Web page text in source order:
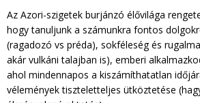
Az Azori-szigetek burjánzó élővilága
hogy tanuljunk a számunkra fontos
(ragadozó vs préda), sokféleség és
akár vulkáni talajban is), emberi
ahol mindennapos a kiszámíthatatlan
vélemények tiszteletteljes ütköztetése